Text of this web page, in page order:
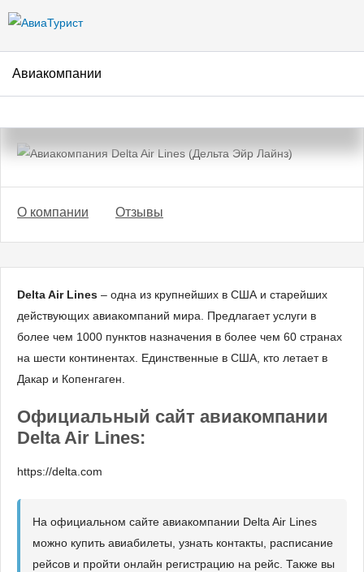
Авиакомпании
Авиакомпания Delta Air Lines
О компании Отзывы
Delta Air Lines – одна из крупнейших в США и старейших
действующих авиакомпаний мира. Предлагает услуги в
более чем 1000 пунктов назначения в более чем 60 странах
на шести континентах. Единственные в США, кто летает в
Дакар и Копенгаген.
Официальный сайт авиакомпании
Delta Air Lines:
https://delta.com
На официальном сайте авиакомпании Delta Air Lines
можно купить авиабилеты, узнать контакты, расписание
рейсов и пройти онлайн регистрацию на рейс. Также вы